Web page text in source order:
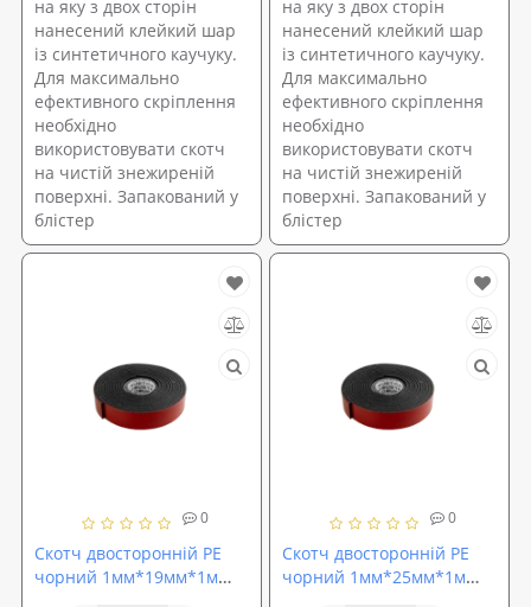
на яку з двох сторін
нанесений клейкий шар
із синтетичного каучуку.
Для максимально
ефективного скріплення
необхідно
використовувати скотч
на чистій знежиреній
поверхні. Запакований у
блістер
на яку з двох сторін
нанесений клейкий шар
із синтетичного каучуку.
Для максимально
ефективного скріплення
необхідно
використовувати скотч
на чистій знежиреній
поверхні. Запакований у
блістер
0
Скотч двосторонній PE
чорний 1мм*19мм*1м
0
Скотч двосторонній PE
чорний 1мм*25мм*1м